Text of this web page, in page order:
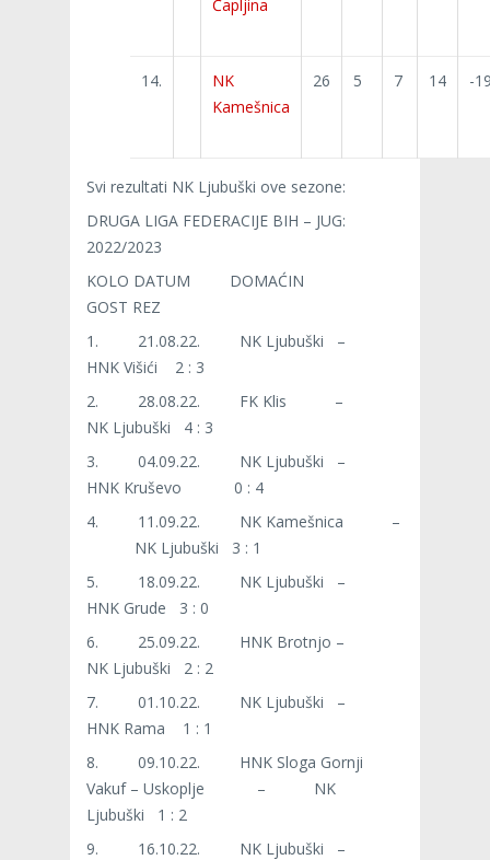
Čapljina
14.
NK
Kamešnica
26 5 7 14 -
Svi rezultati NK Ljubuški ove sezone:
DRUGA LIGA FEDERACIJE BIH – JUG:
2022/2023
KOLO DATUM DOMAĆIN
GOST REZ
1. 21.08.22. NK Ljubuški –
HNK Višići 2 : 3
2. 28.08.22. FK Klis –
NK Ljubuški 4 : 3
3. 04.09.22. NK Ljubuški –
HNK Kruševo 0 : 4
4. 11.09.22. NK Kamešnica –
NK Ljubuški 3 : 1
5. 18.09.22. NK Ljubuški –
HNK Grude 3 : 0
6. 25.09.22. HNK Brotnjo –
NK Ljubuški 2 : 2
7. 01.10.22. NK Ljubuški –
HNK Rama 1 : 1
8. 09.10.22. HNK Sloga Gornji
Vakuf – Uskoplje – NK
Ljubuški 1 : 2
9. 16.10.22. NK Ljubuški –